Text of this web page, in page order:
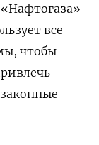
все
чтобы